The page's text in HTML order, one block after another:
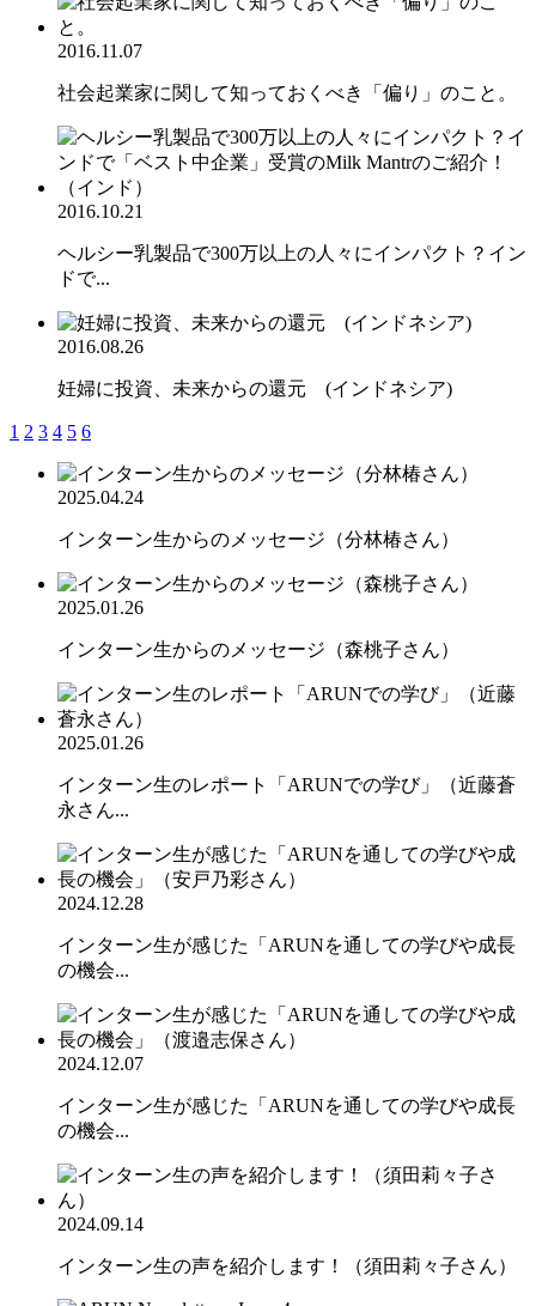
2016.11.07
社会起業家に関して知っておくべき「偏り」のこと。
2016.10.21
ヘルシー乳製品で300万以上の人々にインパクト？イン
ドで...
2016.08.26
妊婦に投資、未来からの還元 (インドネシア)
1 2 3 4 5 6
2025.04.24
インターン生からのメッセージ（分林椿さん）
2025.01.26
インターン生からのメッセージ（森桃子さん）
2025.01.26
インターン生のレポート「ARUNでの学び」（近藤蒼
永さん...
2024.12.28
インターン生が感じた「ARUNを通しての学びや成長
の機会...
2024.12.07
インターン生が感じた「ARUNを通しての学びや成長
の機会...
2024.09.14
インターン生の声を紹介します！（須田莉々子さん）